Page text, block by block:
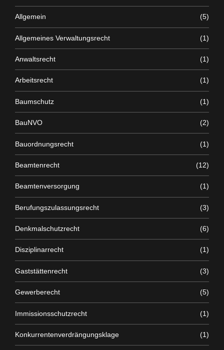
Allgemein (5)
Allgemeines Verwaltungsrecht (1)
Anwaltsrecht (1)
Arbeitsrecht (1)
Baumschutz (1)
BauNVO (2)
Bauordnungsrecht (1)
Beamtenrecht (12)
Beamtenversorgung (1)
Berufungszulassungsrecht (3)
Denkmalschutzrecht (6)
Disziplinarrecht (1)
Gaststättenrecht (3)
Gewerberecht (5)
Immissionsschutzrecht (1)
Konkurrentenverdrängungsklage (1)